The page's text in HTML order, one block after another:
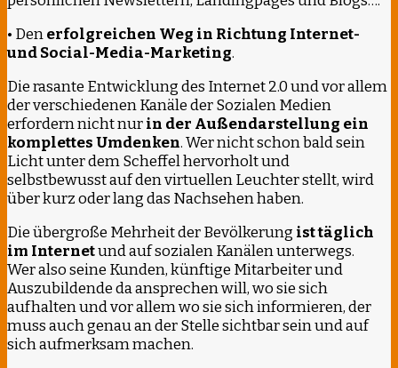
• Denerfolgreichen Weg in Richtung Internet-
und Social-Media-Marketing.
Die rasante Entwicklung des Internet 2.0 und vor allem
der verschiedenen Kanäle der Sozialen Medien
erfordern nicht nurin der Außendarstellung ein
komplettes Umdenken. Wer nicht schon bald sein
Licht unter dem Scheffel hervorholt und
selbstbewusst auf den virtuellen Leuchter stellt, wird
über kurz oder lang das Nachsehen haben.
Die übergroße Mehrheit der Bevölkerung ist täglich
im Internetund auf sozialen Kanälen unterwegs.
Wer also seine Kunden, künftige Mitarbeiter und
Auszubildende da ansprechen will, wo sie sich
aufhalten und vor allem wo sie sich informieren, der
muss auch genau an der Stelle sichtbar sein und auf
sich aufmerksam machen.